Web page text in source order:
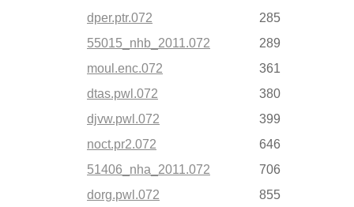
dper.ptr.072
285
55015_nhb_2011.072
289
moul.enc.072
361
dtas.pwl.072
380
djvw.pwl.072
399
noct.pr2.072
646
51406_nha_2011.072
706
dorg.pwl.072
855